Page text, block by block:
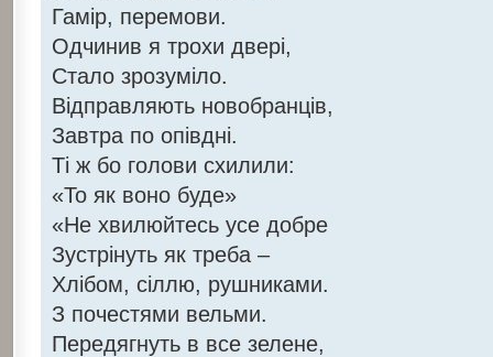
Гамір, перемови.
Одчинив я трохи двері,
Стало зрозуміло.
Відправляють новобранців,
Завтра по опівдні.
Ті ж бо голови схилили:
«То як воно буде»
«Не хвилюйтесь усе добре
Зустрінуть як треба –
Хлібом, сіллю, рушниками.
З почестями вельми.
Передягнуть в все зелене,